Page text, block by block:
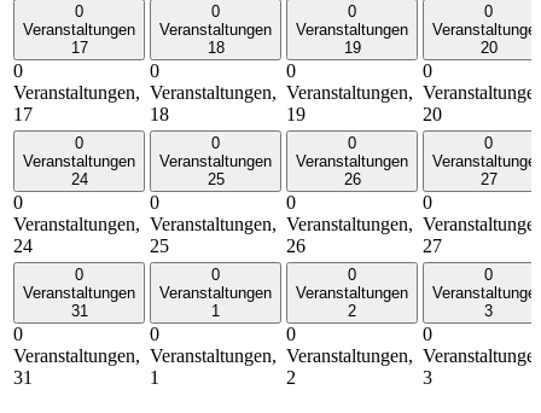
0
Veranstaltungen
17
0
Veranstaltungen,
17
0
Veranstaltungen
18
0
Veranstaltungen,
18
0
Veranstaltungen
19
0
Veranstaltungen,
19
0
20
0
20
0
Veranstaltungen
24
0
Veranstaltungen,
24
0
Veranstaltungen
25
0
Veranstaltungen,
25
0
Veranstaltungen
26
0
Veranstaltungen,
26
0
27
0
27
0
Veranstaltungen
31
0
Veranstaltungen,
31
0
Veranstaltungen
1
0
Veranstaltungen,
1
0
Veranstaltungen
2
0
Veranstaltungen,
2
0
3
0
3